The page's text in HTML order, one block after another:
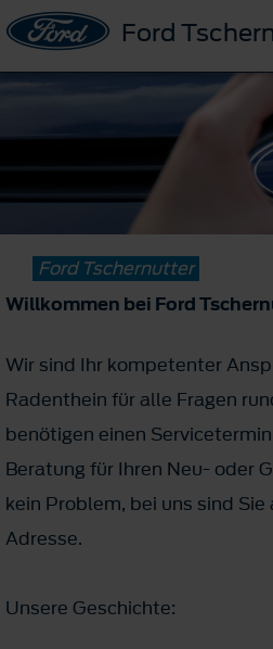
Ford
Ford Tschernutter
Willkommen bei Ford
Wir sind Ihr kompetenter
Radenthein für alle Fragen
benötigen einen
Beratung für Ihren Neu- oder
kein Problem, bei uns sind
Adresse.
Unsere Geschichte: